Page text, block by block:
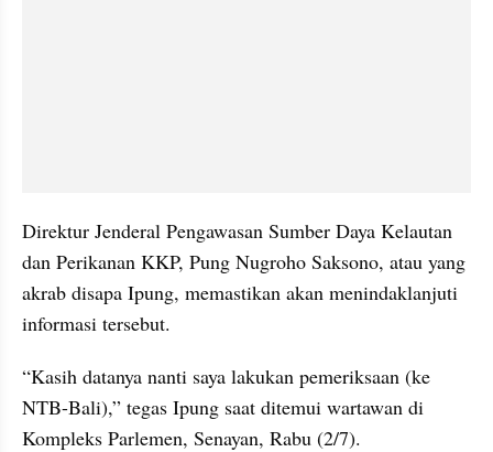
Direktur Jenderal Pengawasan Sumber Daya Kelautan
dan Perikanan KKP, Pung Nugroho Saksono, atau yang
akrab disapa Ipung, memastikan akan menindaklanjuti
informasi tersebut.
“Kasih datanya nanti saya lakukan pemeriksaan (ke
NTB-Bali),” tegas Ipung saat ditemui wartawan di
Kompleks Parlemen, Senayan, Rabu (2/7).